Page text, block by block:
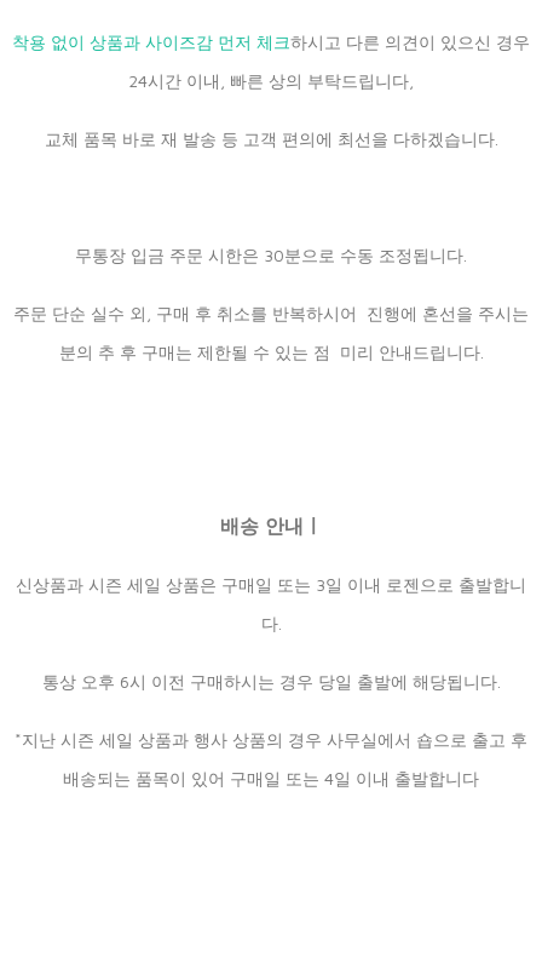
착용 없이 상품과 사이즈감 먼저 체크하시고 다른 의견이 있으신 경우
24시간 이내, 빠른 상의 부탁드립니다,
교체 품목 바로 재 발송 등 고객 편의에 최선을 다하겠습니다.
무통장 입금 주문 시한은 30분으로 수동 조정됩니다.
주문 단순 실수 외, 구매 후 취소를 반복하시어 진행에 혼선을 주시는
분의 추 후 구매는 제한될 수 있는 점 미리 안내드립니다.
배송 안내ㅣ
신상품과 시즌 세일 상품은 구매일 또는 3일 이내 로젠으로 출발합니
다.
통상 오후 6시 이전 구매하시는 경우 당일 출발에 해당됩니다.
*지난 시즌 세일 상품과 행사 상품의 경우 사무실에서 숍으로 출고 후
배송되는 품목이 있어 구매일 또는 4일 이내 출발합니다